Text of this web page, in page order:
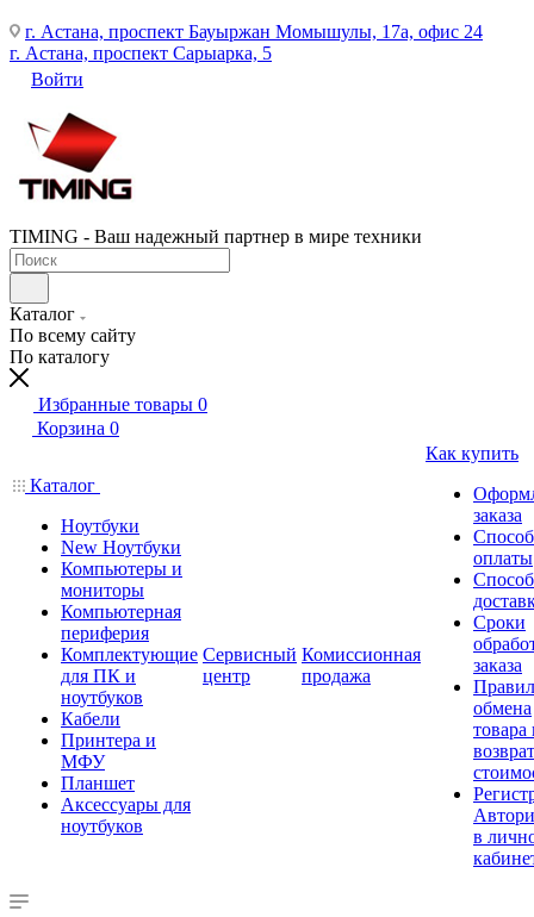
г. Астана, проспект Бауыржан Момышулы, 17а, офис 24
г. Астана, проспект Сарыарка, 5
Войти
TIMING - Ваш надежный партнер в мире техники
Каталог
По всему сайту
По каталогу
Избранные товары 0
Корзина 0
Каталог
Ноутбуки
New Ноутбуки
Компьютеры и
мониторы
Компьютерная
периферия
Комплектующие
для ПК и
ноутбуков
Кабели
Принтера и
МФУ
Планшет
Аксессуары для
ноутбуков
Сервисный
центр
Комиссионная
продажа
Как купить
заказа
оплаты
Сроки
заказа
обмена
товара
в